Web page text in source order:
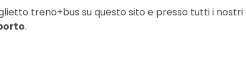
treno+bus su questo sito e presso tutti i
.